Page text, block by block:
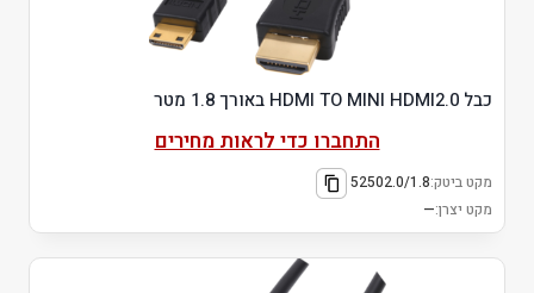
כבל HDMI TO MINI HDMI2.0 באורך 1.8 מטר
התחברו כדי לראות מחירים
מקט ביטק:52502.0/1.8
מקט יצרן:—